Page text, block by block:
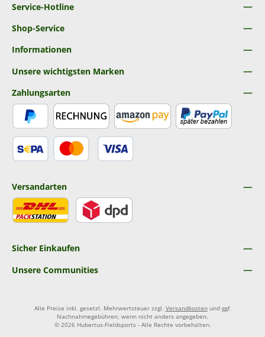
Service-Hotline
Shop-Service
Informationen
Unsere wichtigsten Marken
Sicher Einkaufen
Unsere Communities
Zahlungsarten
Versandarten
Alle Preise inkl. gesetzl. Mehrwertsteuer zzgl. Versandkostenund ggf.
Nachnahmegebühren, wenn nicht anders angegeben.
© 2026 Hubertus-Fieldsports - Alle Rechte vorbehalten.